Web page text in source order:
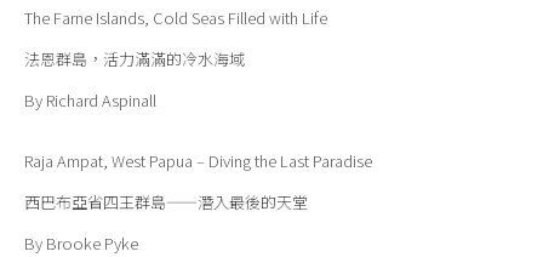
The Farne Islands, Cold Seas Filled with Life
法恩群島，活力滿滿的冷水海域
By Richard Aspinall
Raja Ampat, West Papua – Diving the Last Paradise
西巴布亞省四王群島——潛入最後的天堂
By Brooke Pyke